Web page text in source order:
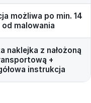
możliwa po min. 14
od malowania
naklejka z nałożoną
+
instrukcja